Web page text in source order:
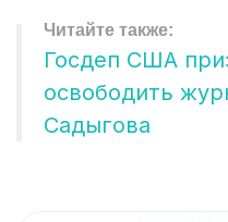
Госдеп США
освободить
Садыгова